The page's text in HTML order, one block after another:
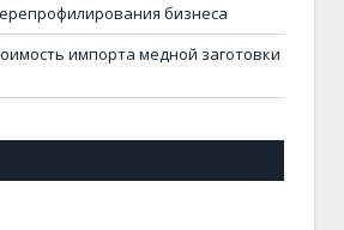
бизнеса
импорта медной заготовки